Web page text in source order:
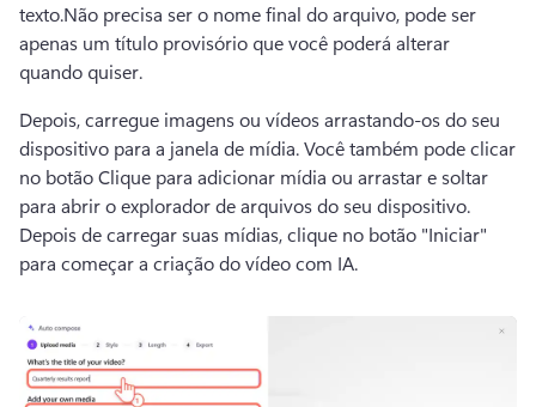
texto.Não precisa ser o nome final do arquivo, pode ser
apenas um título provisório que você poderá alterar
quando quiser.
Depois, carregue imagens ou vídeos arrastando-os do seu
dispositivo para a janela de mídia. Você também pode clicar
no botão Clique para adicionar mídia ou arrastar e soltar
Depois de carregar suas mídias, clique no botão "Iniciar"
para começar a criação do vídeo com IA.